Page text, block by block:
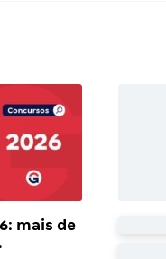
mais de